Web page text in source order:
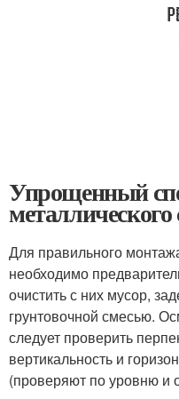
Упрощенный
Для правильного
необходимо
очистить с них мусор,
грунтовочной смесью.
следует проверить
вертикальность и
(проверяют по уровню и